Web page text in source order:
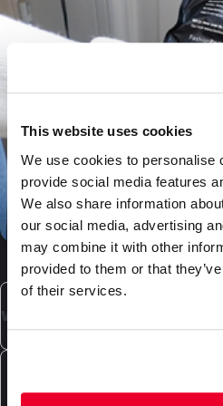
This website uses cookies
We use cookies to personalise
provide social media features
We also share information
our social media, advertising
may combine it with other
provided to them or that
of their services.
Welche Kartonarten kann
Unser Sortiment umfasst